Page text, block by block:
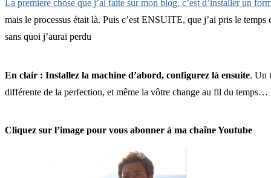
La première chose que j’ai faite sur mon blog, c’est d’installer un
mais le processus était là. Puis c’est ENSUITE, que j’ai pris le
sans quoi j’aurai perdu
En clair : Installez la machine d’abord, configurez là ensuite. Un
différente de la perfection, et même la vôtre change au fil du temps…
Cliquez sur l’image pour vous abonner à ma chaîne Youtube